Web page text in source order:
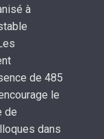
à
de 485
le
de
dans